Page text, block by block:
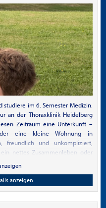
studiere im 6. Semester Medizin.
an der Thoraxklinik Heidelberg
Zeitraum eine Unterkunft –
eine kleine Wohnung in
freundlich und unkompliziert,
nettes Zusammenleben oder
Zeit meines Praktikums. Falls du
jemanden kennst, der etwas
bei mir. Vielen Dank und liebe
anzeigen